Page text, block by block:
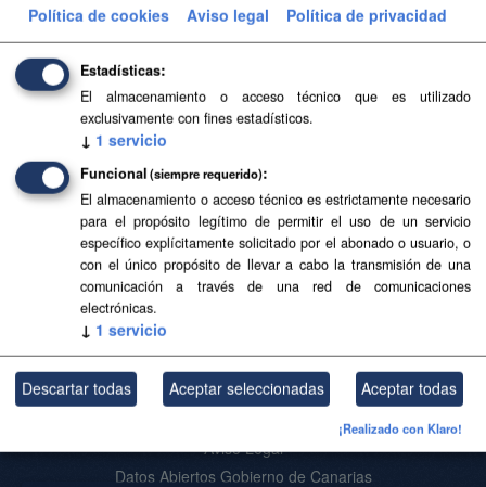
Filtrar Resultados
Instalaciones de puntos de recarga para
vehículos eléctricos
Información de instalaciones de puntos de recarga para
vehículos eléctricos en Canarias publicada por el Ministerio
para la Transición Ecológica y el Reto Demográfico del...
Usted también puede acceder a este registro utilizando los
API Docs ).
Acerca de SITCAN Open Data
Aviso Legal
Datos Abiertos Gobierno de Canarias
Política de cookies Aviso legal Política de privacidad
Estadísticas
El almacenamiento o acceso técnico que es utilizado
exclusivamente con fines estadísticos.
↓ 1 servicio
Funcional (siempre requerido)
El almacenamiento o acceso técnico es estrictamente necesario
para el propósito legítimo de permitir el uso de un servicio
específico explícitamente solicitado por el abonado o usuario, o
con el único propósito de llevar a cabo la transmisión de una
comunicación a través de una red de comunicaciones
electrónicas.
↓ 1 servicio
Descartar todas Aceptar seleccionadas Aceptar todas
¡Realizado con Klaro!